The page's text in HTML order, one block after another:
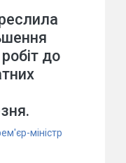
до
міністр